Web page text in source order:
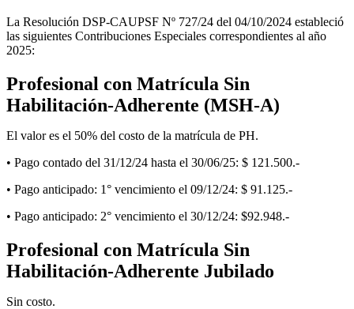
La Resolución DSP-CAUPSF Nº 727/24 del 04/10/2024 estableció
las siguientes Contribuciones Especiales correspondientes al año
2025:
Profesional con Matrícula Sin
Habilitación-Adherente (MSH-A)
El valor es el 50% del costo de la matrícula de PH.
• Pago contado del 31/12/24 hasta el 30/06/25: $ 121.500.-
• Pago anticipado: 1° vencimiento el 09/12/24: $ 91.125.-
• Pago anticipado: 2° vencimiento el 30/12/24: $92.948.-
Profesional con Matrícula Sin
Habilitación-Adherente Jubilado
Sin costo.